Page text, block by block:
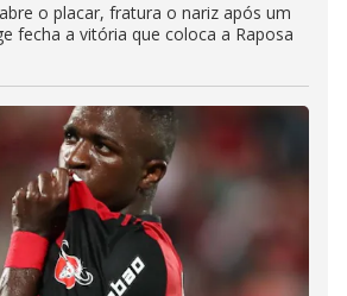
o placar, fratura o nariz após um
fecha a vitória que coloca a Raposa